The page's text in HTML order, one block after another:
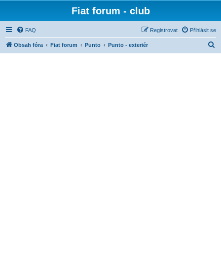
Fiat forum - club
FAQ Přihlásit se
Registrovat
Obsah fóra Fiat forum Punto Punto - exteriér